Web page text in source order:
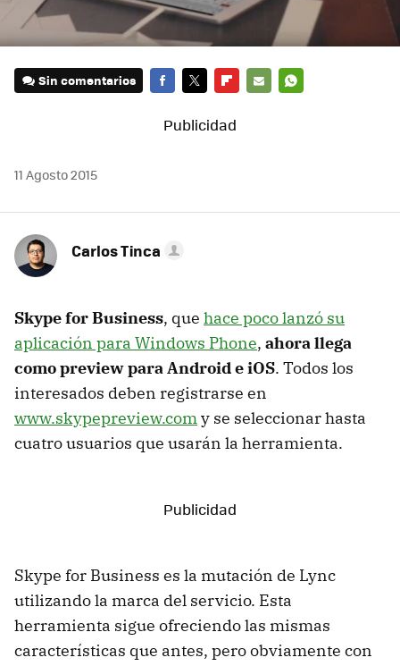
Sin comentarios
11 Agosto 2015
Carlos Tinca
Skype for Business, que hace poco lanzó su
aplicación para Windows Phone, ahora llega
como preview para Android e iOS. Todos los
interesados deben registrarse en
www.skypepreview.comy se seleccionar hasta
cuatro usuarios que usarán la herramienta.
Skype for Business es la mutación de Lync
utilizando la marca del servicio. Esta
herramienta sigue ofreciendo las mismas
características que antes, pero obviamente con